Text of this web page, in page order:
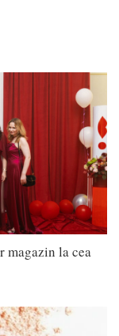
magazin la cea